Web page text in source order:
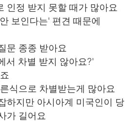
인정 받지 못할 때가 많아요
보인다는' 편견 때문에
문 종종 받아요
서 차별 받지 않아요?'
식으로 차별받는게 많아요
하지만 아시아계 미국인이 당
가 길어요